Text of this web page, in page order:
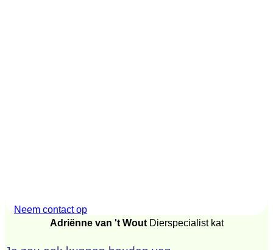
Adriënne van 't WoutDierspecialist kat
Neem contact op